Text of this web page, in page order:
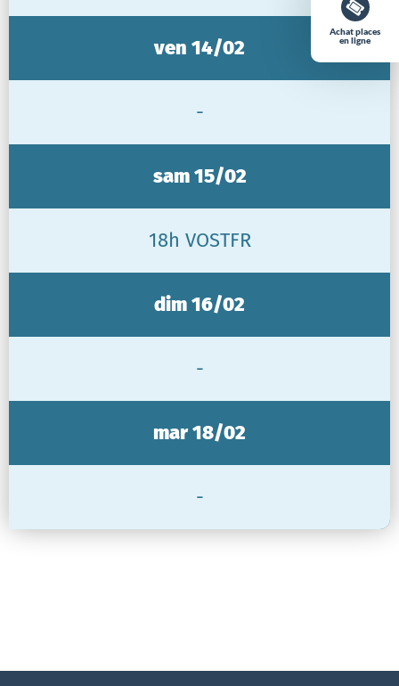
Achat places
en ligne
ven 14/02
-
sam 15/02
18h VOSTFR
dim 16/02
-
mar 18/02
-